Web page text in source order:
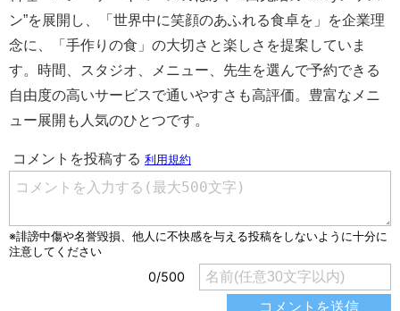
ン”を展開し、「世界中に笑顔のあふれる食卓を」を企業理
念に、「手作りの食」の大切さと楽しさを提案していま
す。時間、スタジオ、メニュー、先生を選んで予約できる
自由度の高いサービスで通いやすさも高評価。豊富なメニ
ュー展開も人気のひとつです。